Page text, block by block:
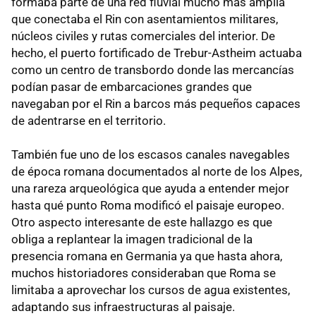
que conectaba el Rin con asentamientos militares,
núcleos civiles y rutas comerciales del interior. De
hecho, el puerto fortificado de Trebur-Astheim actuaba
como un centro de transbordo donde las mercancías
podían pasar de embarcaciones grandes que
navegaban por el Rin a barcos más pequeños capaces
de adentrarse en el territorio.
También fue uno de los escasos canales navegables
de época romana documentados al norte de los Alpes,
una rareza arqueológica que ayuda a entender mejor
hasta qué punto Roma modificó el paisaje europeo.
Otro aspecto interesante de este hallazgo es que
obliga a replantear la imagen tradicional de la
presencia romana en Germania ya que hasta ahora,
muchos historiadores consideraban que Roma se
limitaba a aprovechar los cursos de agua existentes,
adaptando sus infraestructuras al paisaje.